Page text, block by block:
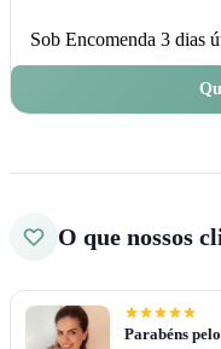
Sob Encomenda 3 dias
O que nossos
Parabéns